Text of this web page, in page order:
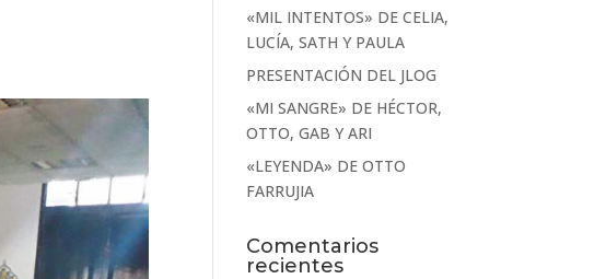
«MIL INTENTOS» DE CELIA,
LUCÍA, SATH Y PAULA
PRESENTACIÓN DEL JLOG
«MI SANGRE» DE HÉCTOR,
OTTO, GAB Y ARI
«LEYENDA» DE OTTO
FARRUJIA
Comentarios
recientes